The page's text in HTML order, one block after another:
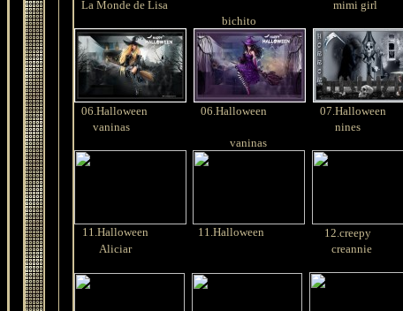
La Monde de Lisa
mimi girl
bichito
06.Halloween 06.Halloween 07.Halloween
vaninas
nines
vaninas
11.Halloween 11.Halloween 12.creepy
Aliciar
creannie